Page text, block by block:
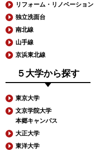
リフォーム・リノベーション
独立洗面台
南北線
山手線
京浜東北線
５大学から探す
東京大学
文京学院大学
本郷キャンパス
大正大学
東洋大学